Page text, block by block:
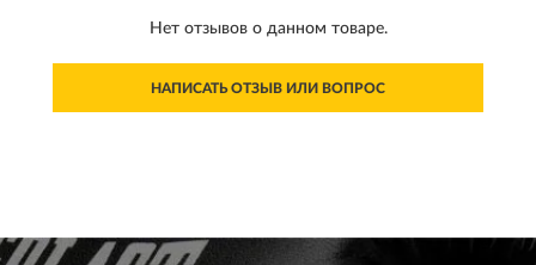
Нет отзывов о данном товаре.
НАПИСАТЬ ОТЗЫВ ИЛИ ВОПРОС